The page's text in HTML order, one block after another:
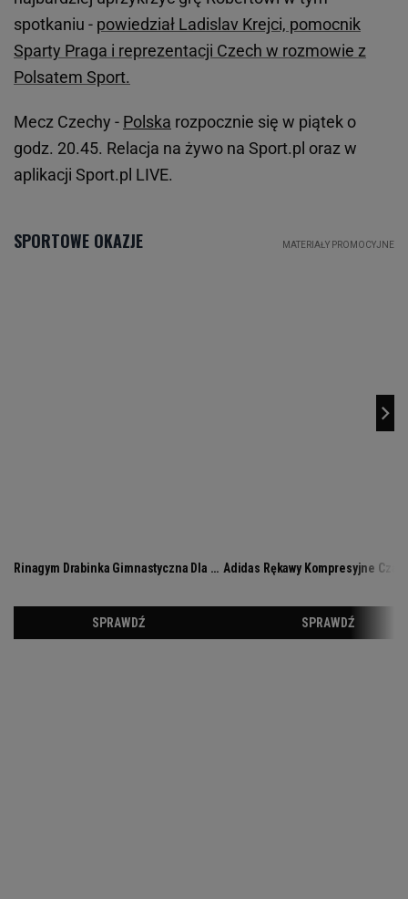
spotkaniu - powiedział Ladislav Krejci, pomocnik
Sparty Praga i reprezentacji Czech w rozmowie z
Polsatem Sport.
Mecz Czechy - Polska rozpocznie się w piątek o
godz. 20.45. Relacja na żywo na Sport.pl oraz w
aplikacji Sport.pl LIVE.